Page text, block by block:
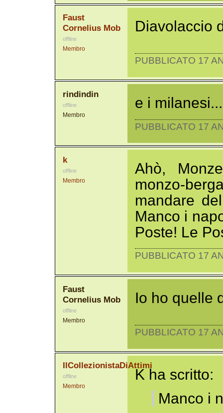
Faust
Cornelius Mob
offline
Membro
Diavolaccio
PUBBLICATO 17
rindindin
offline
Membro
e i milanesi...
PUBBLICATO 17
k
offline
Membro
Ahò,
monzo-
mandare
Manco i
Poste! Le
PUBBLICATO 17
Faust
Cornelius Mob
offline
Membro
Io ho quelle
PUBBLICATO 17
IlCollezionistaDiAttimi
offline
Membro
K ha scritto:
Manco i